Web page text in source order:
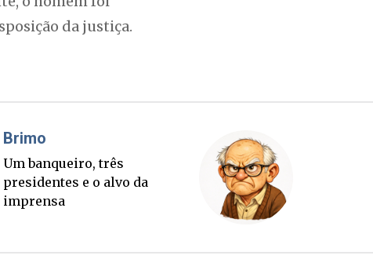
da justiça.
virou
Cláudio Prisco Paraíso
Sorte lançada e tabuleiro
sucessório completo para
outubro